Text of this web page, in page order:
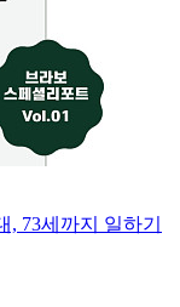
, 73세까지 일하기